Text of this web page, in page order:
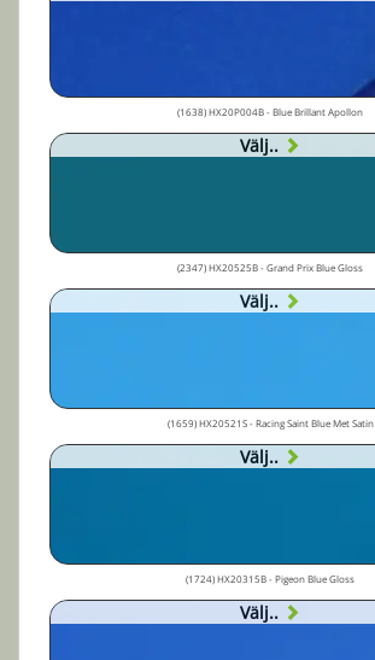
(1638) HX20P004B - Blue Brillant Apollon
Välj..
(2347) HX20525B - Grand Prix Blue Gloss
Välj..
(1659) HX20521S - Racing Saint Blue Met Satin
Välj..
(1724) HX20315B - Pigeon Blue Gloss
Välj..